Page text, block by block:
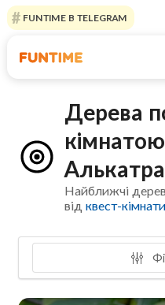
FUNTIME В TELEGRAM
Дерева
Найближчі
відквест-